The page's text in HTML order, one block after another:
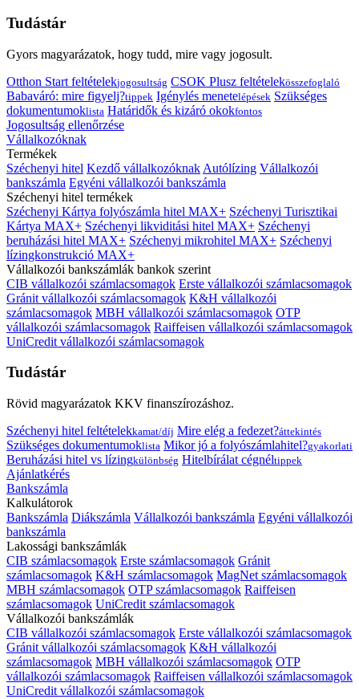
Tudástár
Gyors magyarázatok, hogy tudd, mire vagy jogosult.
Otthon Start feltételekjogosultság CSOK Plusz feltételekösszefoglaló
Babaváró: mire figyelj?tippek Igénylés menetelépések Szükséges
dokumentumoklista Határidők és kizáró okokfontos
Jogosultság ellenőrzése
Vállalkozóknak
Termékek
Széchenyi hitel Kezdő vállalkozóknak Autólízing Vállalkozói
bankszámla Egyéni vállalkozói bankszámla
Széchenyi hitel termékek
Széchenyi Kártya folyószámla hitel MAX+ Széchenyi Turisztikai
Kártya MAX+ Széchenyi likviditási hitel MAX+ Széchenyi
beruházási hitel MAX+ Széchenyi mikrohitel MAX+ Széchenyi
lízingkonstrukció MAX+
Vállalkozói bankszámlák bankok szerint
CIB vállalkozói számlacsomagok Erste vállalkozói számlacsomagok
Gránit vállalkozói számlacsomagok K&H vállalkozói
számlacsomagok MBH vállalkozói számlacsomagok OTP
vállalkozói számlacsomagok Raiffeisen vállalkozói számlacsomagok
UniCredit vállalkozói számlacsomagok
Tudástár
Rövid magyarázatok KKV finanszírozáshoz.
Széchenyi hitel feltételekkamat/díj Mire elég a fedezet?áttekintés
Szükséges dokumentumoklista Mikor jó a folyószámlahitel?gyakorlati
Beruházási hitel vs lízingkülönbség Hitelbírálat cégnéltippek
Ajánlatkérés
Bankszámla
Kalkulátorok
Bankszámla Diákszámla Vállalkozói bankszámla Egyéni vállalkozói
bankszámla
Lakossági bankszámlák
CIB számlacsomagok Erste számlacsomagok Gránit
számlacsomagok K&H számlacsomagok MagNet számlacsomagok
MBH számlacsomagok OTP számlacsomagok Raiffeisen
számlacsomagok UniCredit számlacsomagok
Vállalkozói bankszámlák
CIB vállalkozói számlacsomagok Erste vállalkozói számlacsomagok
Gránit vállalkozói számlacsomagok K&H vállalkozói
számlacsomagok MBH vállalkozói számlacsomagok OTP
vállalkozói számlacsomagok Raiffeisen vállalkozói számlacsomagok
UniCredit vállalkozói számlacsomagok